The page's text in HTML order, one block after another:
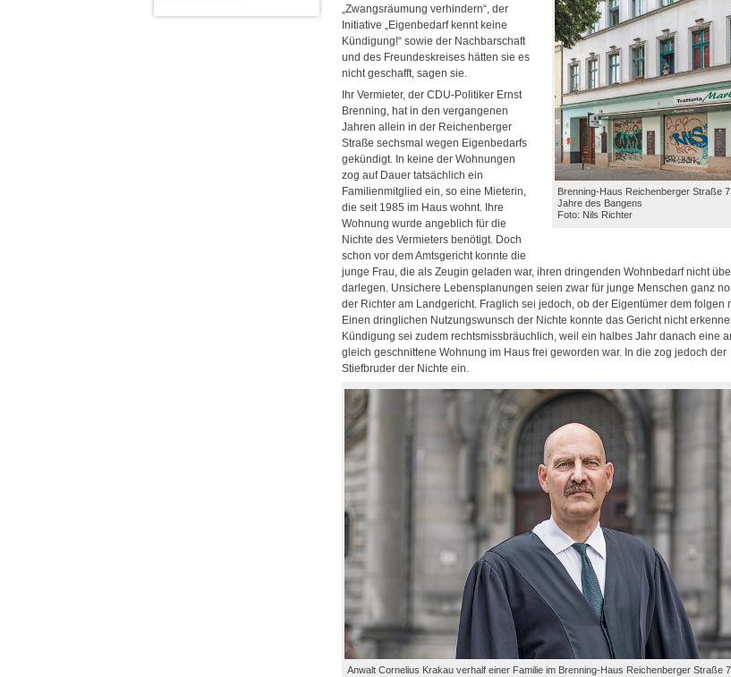
Brenning-Haus Reichenberger Straße
Jahre des Bangens
Foto: Nils Richter
„Zwangsräumung verhindern“, der
Initiative „Eigenbedarf kennt keine
Kündigung!“ sowie der Nachbarschaft
und des Freundeskreises hätten sie es
nicht geschafft, sagen sie.
Ihr Vermieter, der CDU-Politiker Ernst
Brenning, hat in den vergangenen
Jahren allein in der Reichenberger
Straße sechsmal wegen Eigenbedarfs
gekündigt. In keine der Wohnungen
zog auf Dauer tatsächlich ein
Familienmitglied ein, so eine Mieterin,
die seit 1985 im Haus wohnt. Ihre
Wohnung wurde angeblich für die
Nichte des Vermieters benötigt. Doch
schon vor dem Amtsgericht konnte die
junge Frau, die als Zeugin geladen war, ihren dringenden Wohnbedarf nicht
darlegen. Unsichere Lebensplanungen seien zwar für junge Menschen ganz
der Richter am Landgericht. Fraglich sei jedoch, ob der Eigentümer dem folgen
Einen dringlichen Nutzungswunsch der Nichte konnte das Gericht nicht
Kündigung sei zudem rechtsmissbräuchlich, weil ein halbes Jahr danach eine
gleich geschnittene Wohnung im Haus frei geworden war. In die zog jedoch der
Stiefbruder der Nichte ein.
Anwalt Cornelius Krakau verhalf einer Familie im Brenning-Haus Reichenberger Straße